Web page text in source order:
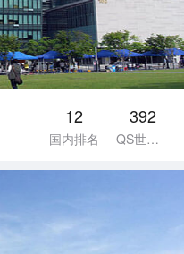
392
QS世界排名
12
国内排名